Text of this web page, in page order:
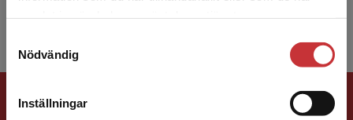
Nödvändig
Inställningar
Det verkar som att du besöker
studentlitteratur.se via en enhet utanför Sverige.
Vi erbjuder inte leveranser utanför Sverige. För
att kunna slutföra ett köp måste